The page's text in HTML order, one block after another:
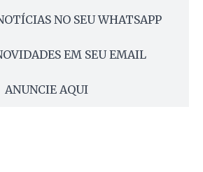
NO SEU WHATSAPP
EM SEU EMAIL
ANUNCIE AQUI